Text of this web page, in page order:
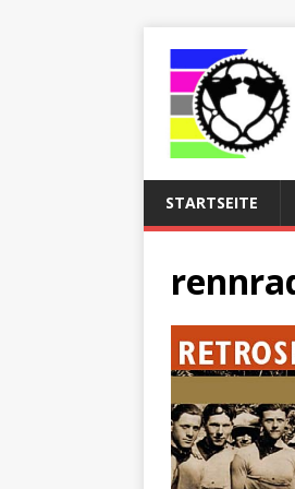
STARTSEITE